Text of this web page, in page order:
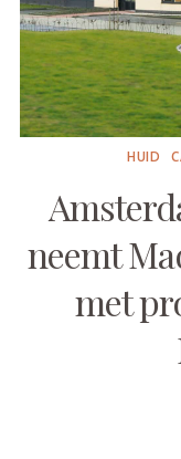
HUID
neemt
met